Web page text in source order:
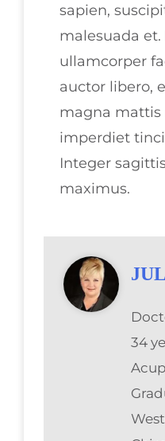
sapien,
malesuada
ullamcorper
auctor libero,
magna mattis
imperdiet
Integer
maximus.
34